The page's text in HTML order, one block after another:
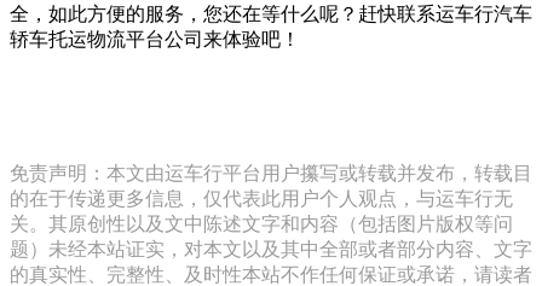
全，如此方便的服务，您还在等什么呢？赶快联系运车行汽车
轿车托运物流平台公司来体验吧！
免责声明：本文由运车行平台用户攥写或转载并发布，转载目
的在于传递更多信息，仅代表此用户个人观点，与运车行无
关。其原创性以及文中陈述文字和内容（包括图片版权等问
题）未经本站证实，对本文以及其中全部或者部分内容、文字
的真实性、完整性、及时性本站不作任何保证或承诺，请读者